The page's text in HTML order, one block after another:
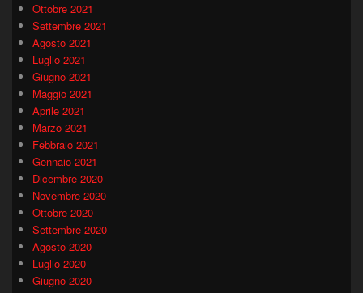
Ottobre 2021
Settembre 2021
Agosto 2021
Luglio 2021
Giugno 2021
Maggio 2021
Aprile 2021
Marzo 2021
Febbraio 2021
Gennaio 2021
Dicembre 2020
Novembre 2020
Ottobre 2020
Settembre 2020
Agosto 2020
Luglio 2020
Giugno 2020